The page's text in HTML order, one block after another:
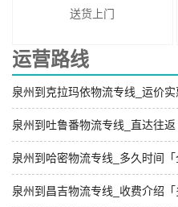
送货上门
运营路线
泉州到克拉玛依物流专线_运价实
泉州到吐鲁番物流专线_直达往返
泉州到哈密物流专线_多久时间「
泉州到昌吉物流专线_收费介绍「